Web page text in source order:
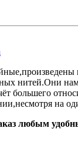
нитей.Они
большего
на
любым